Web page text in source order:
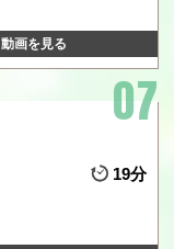
動画を見る
19分